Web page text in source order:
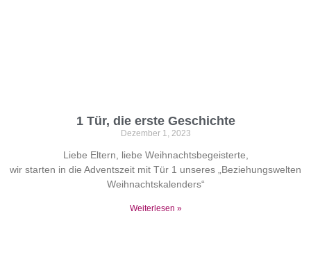
1 Tür, die erste Geschichte
Dezember 1, 2023
Liebe Eltern, liebe Weihnachtsbegeisterte,
wir starten in die Adventszeit mit Tür 1 unseres „Beziehungswelten
Weihnachtskalenders“
Weiterlesen »